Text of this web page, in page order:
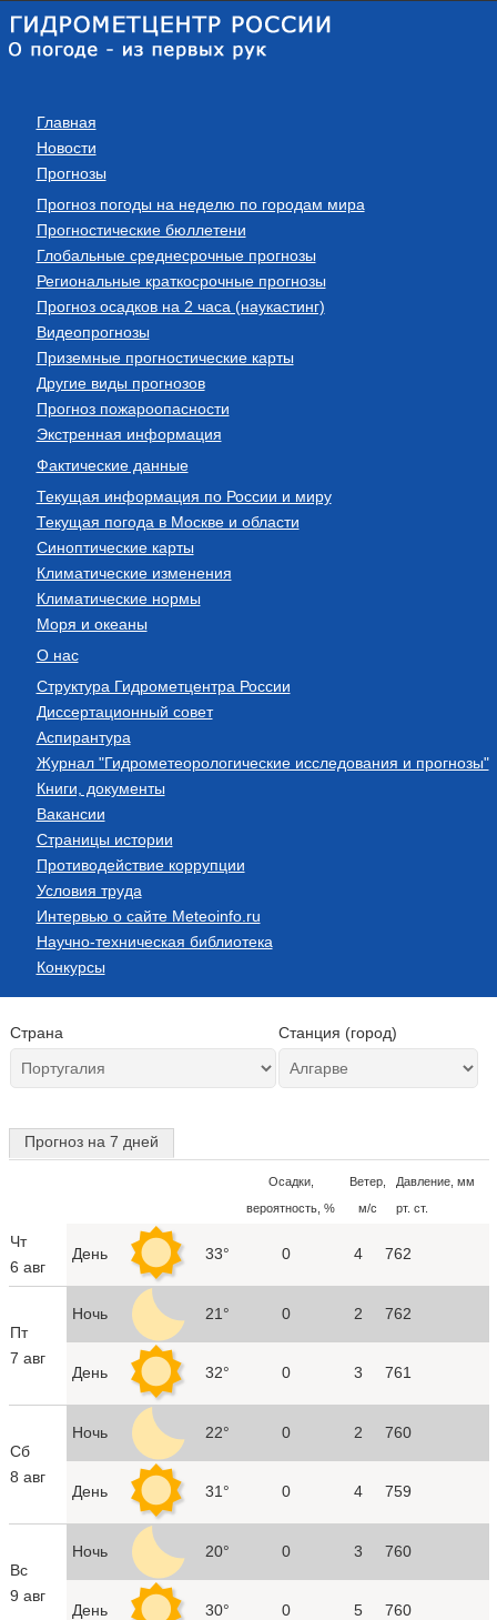
Главная
Новости
Прогнозы
Прогноз погоды на неделю по городам мира
Прогностические бюллетени
Глобальные среднесрочные прогнозы
Региональные краткосрочные прогнозы
Прогноз осадков на 2 часа (наукастинг)
Видеопрогнозы
Приземные прогностические карты
Другие виды прогнозов
Прогноз пожароопасности
Экстренная информация
Фактические данные
Текущая информация по России и миру
Текущая погода в Москве и области
Синоптические карты
Климатические изменения
Климатические нормы
Моря и океаны
О нас
Структура Гидрометцентра России
Диссертационный совет
Аспирантура
Журнал "Гидрометеорологические исследования и прогнозы"
Книги, документы
Вакансии
Страницы истории
Противодействие коррупции
Условия труда
Интервью о сайте Meteoinfo.ru
Научно-техническая библиотека
Конкурсы
Страна Станция (город)
Прогноз на 7 дней
Осадки,
вероятность, %
Ветер,
м/с
Давление, мм
рт. ст.
Чт
6 авг
День 33° 0 4 762
Пт
7 авг
Ночь 21° 0 2 762
День 32° 0 3 761
Сб
8 авг
Ночь 22° 0 2 760
День 31° 0 4 759
Вс
9 авг
Ночь 20° 0 3 760
День 30° 0 5 760